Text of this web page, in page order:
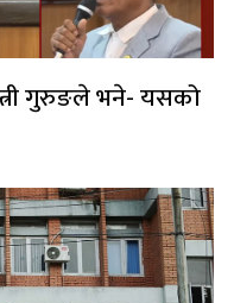
गुरुङले भने- यसको